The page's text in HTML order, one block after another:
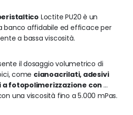
Loctite PU20 è un
banco affidabile ed efficace per
a bassa viscosità.
il dosaggio volumetrico di
come cianoacrilati, adesivi
fotopolimerizzazione con
una viscosità fino a 5.000 mPas.